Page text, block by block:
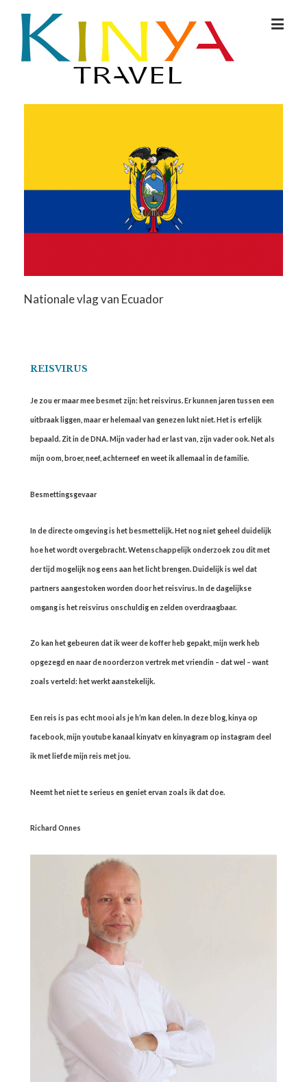
Nationale vlag van Ecuador
REISVIRUS
Je zou er maar mee besmet zijn: het reisvirus. Er kunnen jaren tussen een
uitbraak liggen, maar er helemaal van genezen lukt niet. Het is erfelijk
bepaald. Zit in de DNA. Mijn vader had er last van, zijn vader ook. Net als
mijn oom, broer, neef, achterneef en weet ik allemaal in de familie.
Besmettingsgevaar
In de directe omgeving is het besmettelijk. Het nog niet geheel duidelijk
hoe het wordt overgebracht. Wetenschappelijk onderzoek zou dit met
der tijd mogelijk nog eens aan het licht brengen. Duidelijk is wel dat
partners aangestoken worden door het reisvirus. In de dagelijkse
omgang is het reisvirus onschuldig en zelden overdraagbaar.
Zo kan het gebeuren dat ik weer de koffer heb gepakt, mijn werk heb
opgezegd en naar de noorderzon vertrek met vriendin – dat wel – want
zoals verteld: het werkt aanstekelijk.
Een reis is pas echt mooi als je h’m kan delen. In deze blog, kinya op
facebook, mijn youtube kanaal kinyatv en kinyagram op instagram deel
ik met liefde mijn reis met jou.
Neemt het niet te serieus en geniet ervan zoals ik dat doe.
Richard Onnes